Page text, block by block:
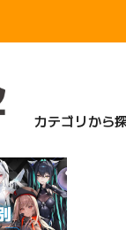
カテゴリから